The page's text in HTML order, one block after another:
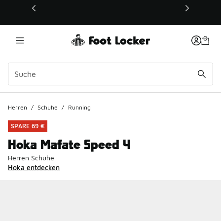
Dieser Link öffnet sich in einem neuen Fenster
Herren / Schuhe / Running
SPARE 69 €
Hoka Mafate Speed 4
Herren Schuhe
Hoka entdecken